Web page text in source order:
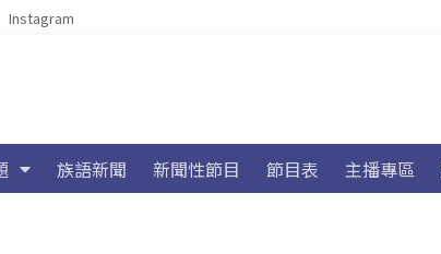
Instagram
族語新聞 新聞性節目 節目表 主播專區